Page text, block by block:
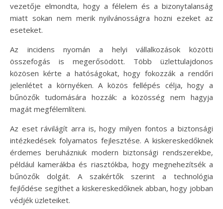
vezetője elmondta, hogy a félelem és a bizonytalanság
miatt sokan nem merik nyilvánosságra hozni ezeket az
eseteket.
Az incidens nyomán a helyi vállalkozások közötti
összefogás is megerősödött. Több üzlettulajdonos
közösen kérte a hatóságokat, hogy fokozzák a rendőri
jelenlétet a környéken. A közös fellépés célja, hogy a
bűnözők tudomására hozzák: a közösség nem hagyja
magát megfélemlíteni.
Az eset rávilágít arra is, hogy milyen fontos a biztonsági
intézkedések folyamatos fejlesztése. A kiskereskedőknek
érdemes beruházniuk modern biztonsági rendszerekbe,
például kamerákba és riasztókba, hogy megnehezítsék a
bűnözők dolgát. A szakértők szerint a technológia
fejlődése segíthet a kiskereskedőknek abban, hogy jobban
védjék üzleteiket.